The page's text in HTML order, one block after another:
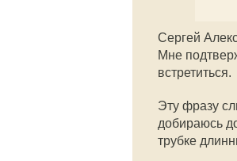
Сергей
Мне
встретиться.
Эту фразу
добираюсь
трубке